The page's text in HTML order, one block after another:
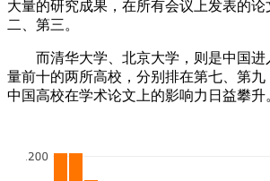
大量的研究成果，在所有会议上发表的
二、第三。
而清华大学、北京大学，则是中国进
量前十的两所高校，分别排在第七、第
中国高校在学术论文上的影响力日益攀升